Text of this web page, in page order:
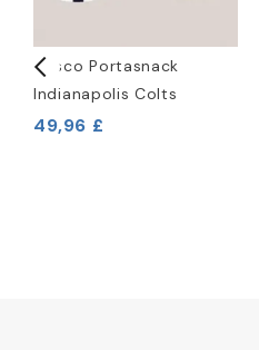
Casco Portasnack
Indianapolis Colts
49,96 £